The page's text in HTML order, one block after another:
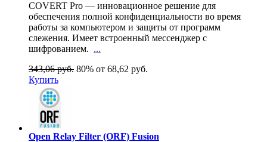
COVERT Pro — инновационное решение для
обеспечения полной конфиденциальности во время
работы за компьютером и защиты от программ
слежения. Имеет встроенный мессенджер с
шифрованием. ...
343,06 руб. 80% от 68,62 руб.
Купить
Open Relay Filter (ORF) Fusion